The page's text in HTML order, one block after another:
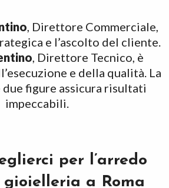
, Direttore Commerciale,
e l’ascolto del cliente.
, Direttore Tecnico, è
e della qualità. La
figure assicura risultati
impeccabili.
per l’arredo
a Roma